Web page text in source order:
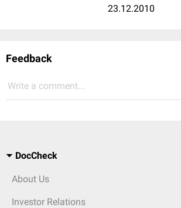
23.12.2010
Feedback
Write a comment...
DocCheck
About Us
Investor Relations